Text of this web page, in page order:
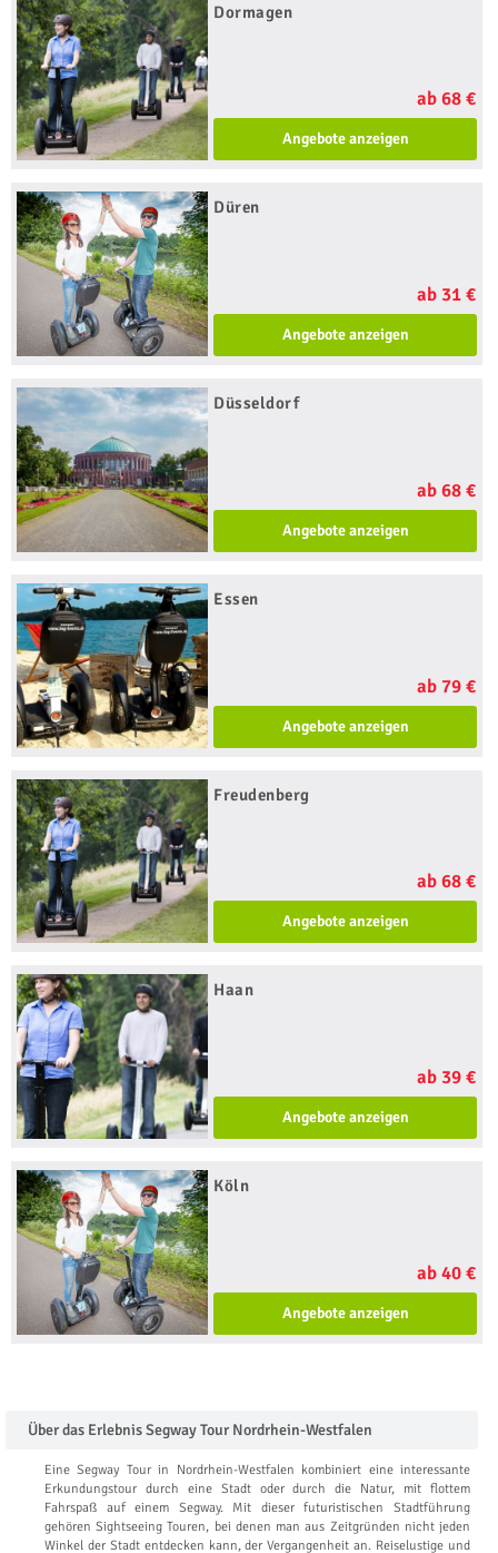
Dormagen
ab 68 €
Angebote anzeigen
Düren
ab 31 €
Angebote anzeigen
Düsseldorf
ab 68 €
Angebote anzeigen
Essen
ab 79 €
Angebote anzeigen
Freudenberg
ab 68 €
Angebote anzeigen
Haan
ab 39 €
Angebote anzeigen
Köln
ab 40 €
Angebote anzeigen
Über das Erlebnis Segway Tour Nordrhein-Westfalen
Eine Segway Tour in Nordrhein-Westfalen kombiniert eine interessante
Erkundungstour durch eine Stadt oder durch die Natur, mit flottem
Fahrspaß auf einem Segway. Mit dieser futuristischen Stadtführung
gehören Sightseeing Touren, bei denen man aus Zeitgründen nicht jeden
Winkel der Stadt entdecken kann, der Vergangenheit an. Reiselustige und